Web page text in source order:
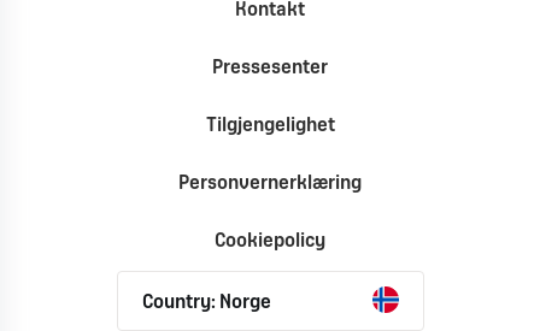
Kontakt
Pressesenter
Tilgjengelighet
Personvernerklæring
Cookiepolicy
Country: Norge